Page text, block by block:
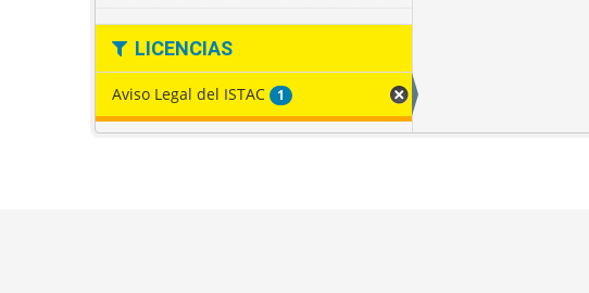
LICENCIAS
Aviso Legal del ISTAC 1